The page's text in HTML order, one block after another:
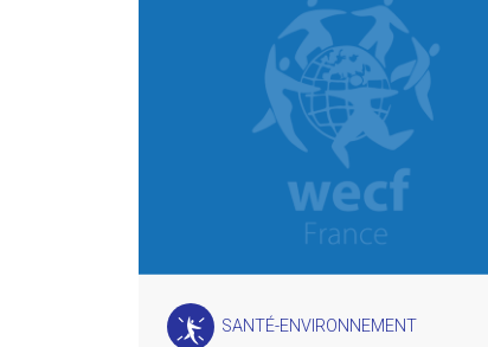
SANTÉ-ENVIRONNEMENT